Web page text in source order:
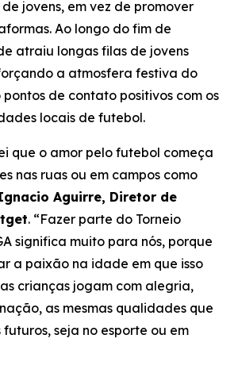
jovens, em vez de promover
Ao longo do fim de
atraiu longas filas de jovens
a atmosfera festiva do
de contato positivos com os
locais de futebol.
que o amor pelo futebol começa
nas ruas ou em campos como
Aguirre, Diretor de
. “Fazer parte do Torneio
significa muito para nós, porque
a paixão na idade em que isso
crianças jogam com alegria,
as mesmas qualidades que
seja no esporte ou em